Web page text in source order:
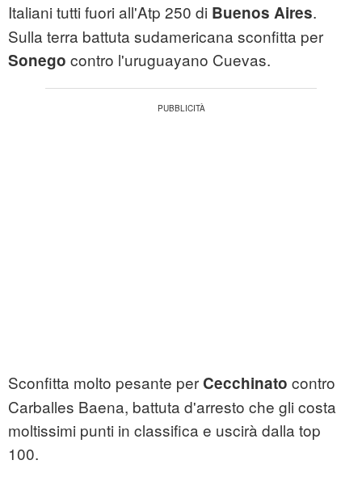
Italiani tutti fuori all'Atp 250 di Buenos Aires.
Sulla terra battuta sudamericana sconfitta per
Sonego contro l'uruguayano Cuevas.
Sconfitta molto pesante per Cecchinato contro
Carballes Baena, battuta d'arresto che gli costa
moltissimi punti in classifica e uscirà dalla top
100.